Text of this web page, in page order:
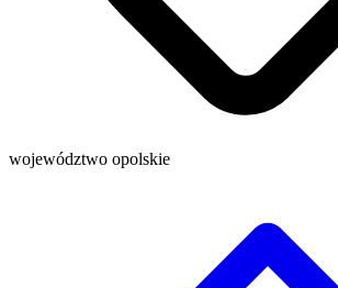
województwo opolskie